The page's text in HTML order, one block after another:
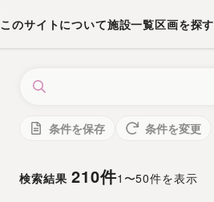
このサイトについて施設一覧区画を探す
条件を保存 条件を変更
検索結果 210件1 〜50件を表示